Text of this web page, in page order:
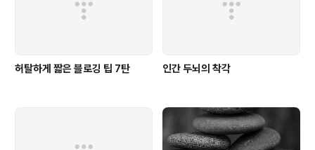
허탈하게 짧은 블로깅 팁 7탄 인간 두뇌의 착각